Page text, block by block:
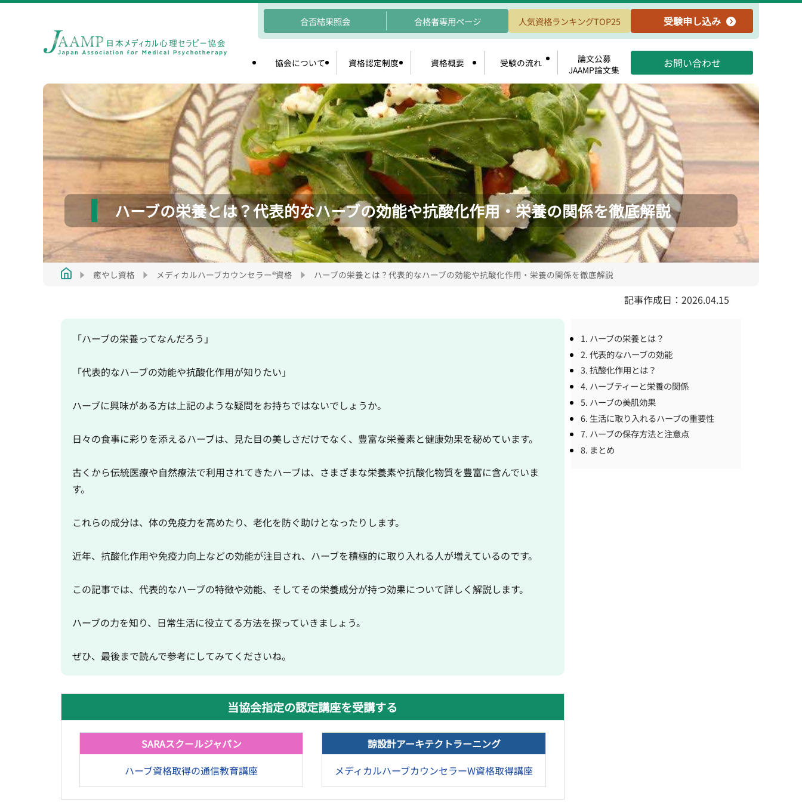
合否結果照会 合格者専用ページ 人気資格ランキングTOP25 受験申し込み
協会について 資格認定制度 資格概要 受験の流れ
論文公募
JAAMP論文集
お問い合わせ
ハーブの栄養とは？代表的なハーブの効能や抗酸化作用・栄養の関係を徹底解説
癒やし資格 メディカルハーブカウンセラー®資格 ハーブの栄養とは？代表的なハーブの効能や抗酸化作用・栄養の関係を徹底解説
記事作成日：2026.04.15
「ハーブの栄養ってなんだろう」
「代表的なハーブの効能や抗酸化作用が知りたい」
ハーブに興味がある方は上記のような疑問をお持ちではないでしょうか。
日々の食事に彩りを添えるハーブは、見た目の美しさだけでなく、豊富な栄養素と健康効果を秘めています。
古くから伝統医療や自然療法で利用されてきたハーブは、さまざまな栄養素や抗酸化物質を豊富に含んでいま
す。
これらの成分は、体の免疫力を高めたり、老化を防ぐ助けとなったりします。
近年、抗酸化作用や免疫力向上などの効能が注目され、ハーブを積極的に取り入れる人が増えているのです。
この記事では、代表的なハーブの特徴や効能、そしてその栄養成分が持つ効果について詳しく解説します。
ハーブの力を知り、日常生活に役立てる方法を探っていきましょう。
ぜひ、最後まで読んで参考にしてみてくださいね。
当協会指定の認定講座を受講する
SARAスクールジャパン
ハーブ資格取得の通信教育講座
諒設計アーキテクトラーニング
メディカルハーブカウンセラーW資格取得講座
1. ハーブの栄養とは？
2. 代表的なハーブの効能
3. 抗酸化作用とは？
4. ハーブティーと栄養の関係
5. ハーブの美肌効果
6. 生活に取り入れるハーブの重要性
7. ハーブの保存方法と注意点
8. まとめ